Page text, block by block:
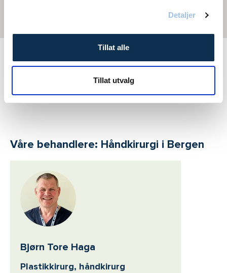
Detaljer
Tillat alle
Tillat utvalg
Oslo Fredrikstad Stavanger Trondheim
Våre behandlere: Håndkirurgi i Bergen
Bjørn Tore Haga
Plastikkirurg, håndkirurg